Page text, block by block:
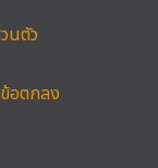
นตัว
ข้อตกลง